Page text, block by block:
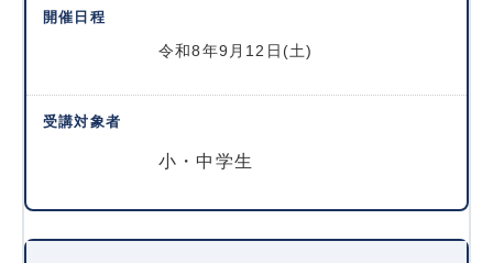
令和8年9月12日(土)
小・中学生